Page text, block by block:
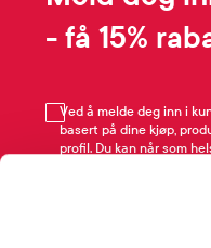
- få 15%
Ved å melde deg inn i
basert på dine kjøp,
profil. Du kan når som